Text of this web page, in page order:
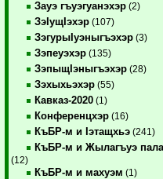
Зауэ гъуэгуанэхэр (2)
ЗэIущIэхэр (107)
ЗэгурыIуэныгъэхэр (3)
Зэпеуэхэр (135)
ЗэпыщIэныгъэхэр (28)
Зэхыхьэхэр (55)
Кавказ-2020 (1)
Конференцхэр (16)
КъБР-м и Iэтащхьэ (241)
КъБР-м и Жылагъуэ
(12)
КъБР-м и махуэм (1)